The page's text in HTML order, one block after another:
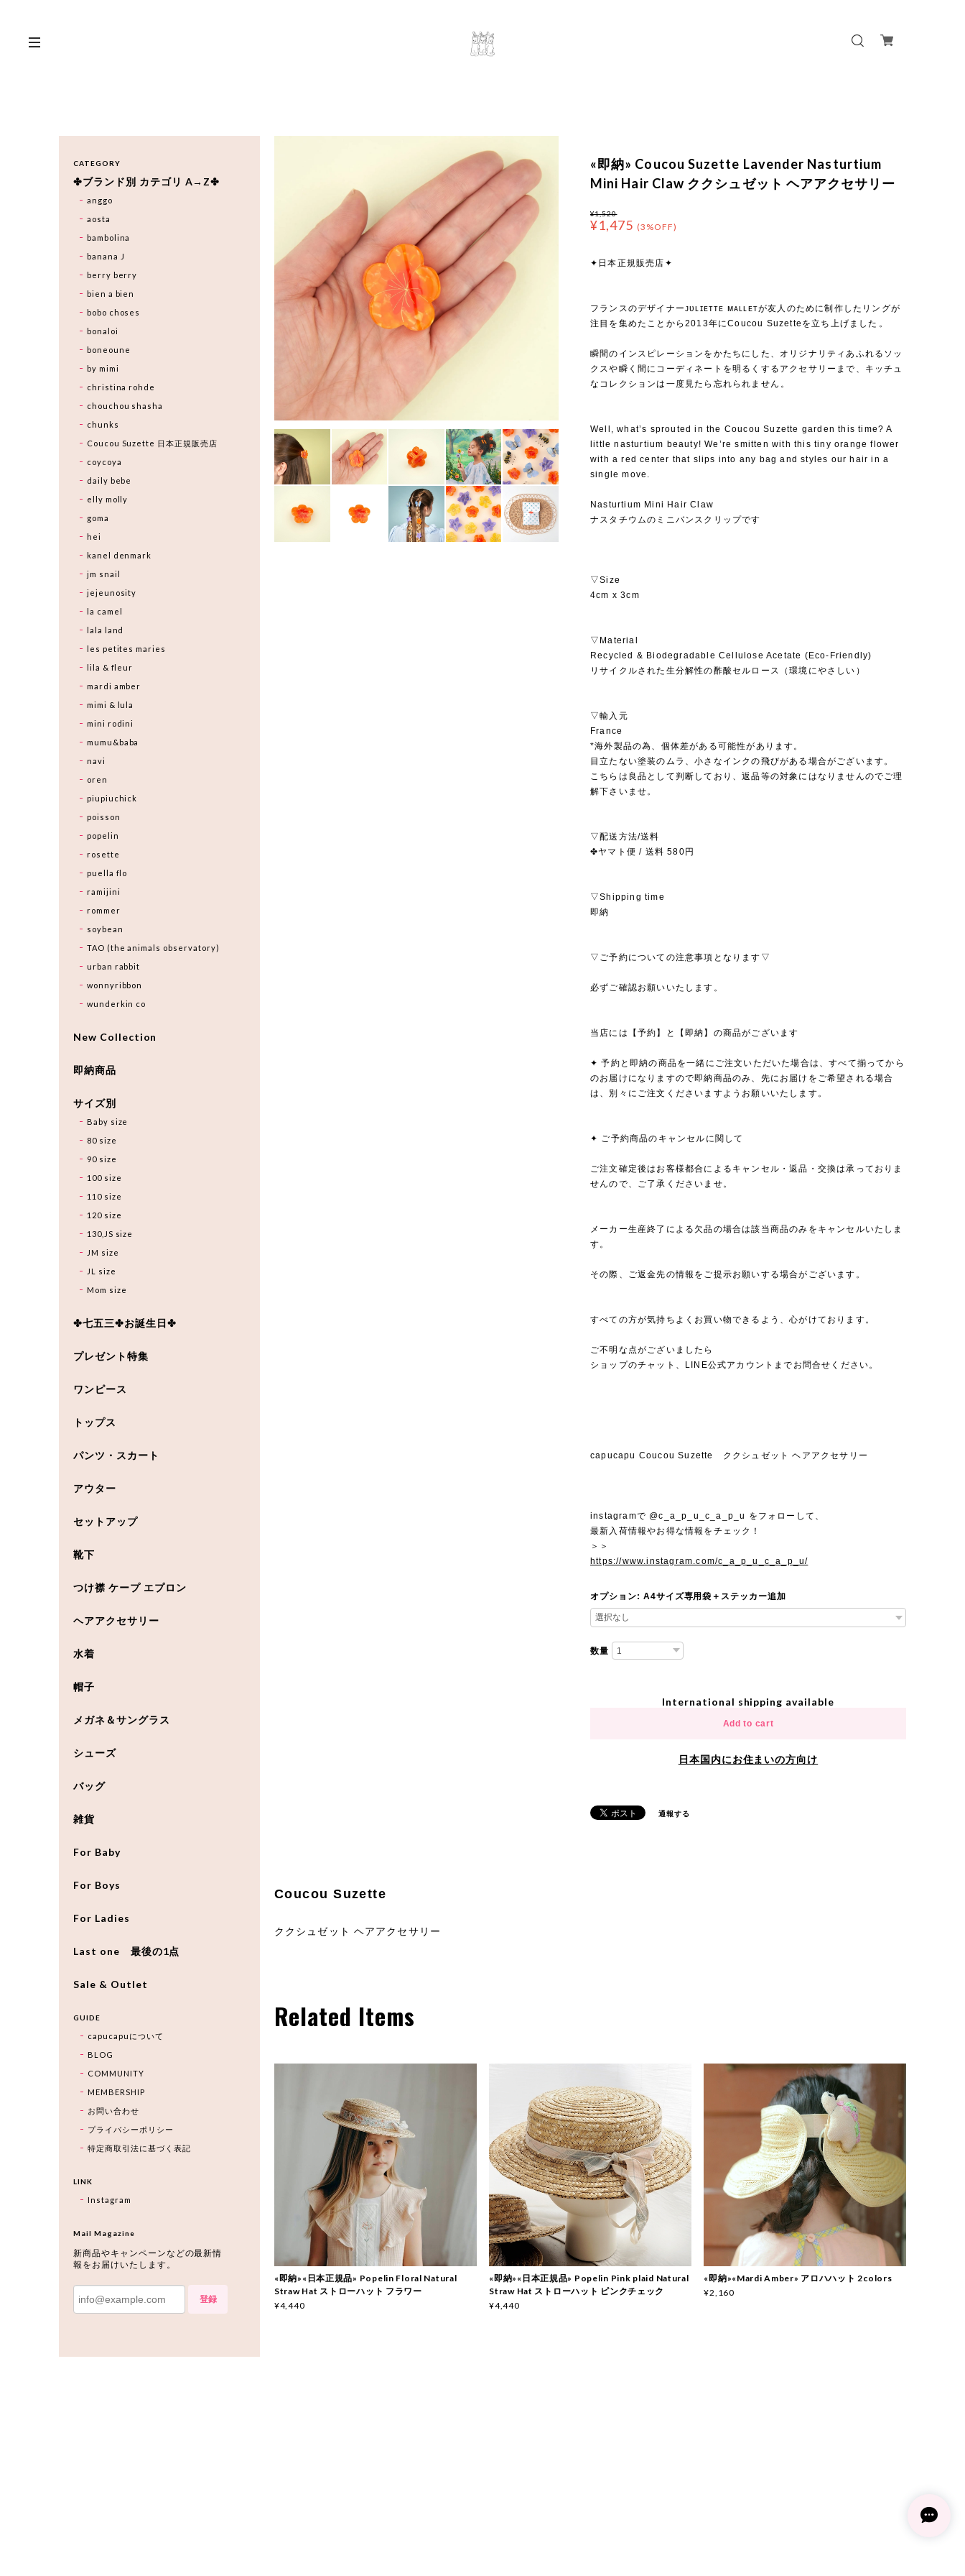
«即納» Coucou Suzette Lavender Nasturtium
Mini Hair Claw ククシュゼット ヘアアクセサリー
¥1,520
¥1,475 (3%OFF)
✦日本正規販売店✦
フランスのデザイナーᴊᴜʟɪᴇᴛᴛᴇ ᴍᴀʟʟᴇᴛが友人のために制作したリングが
注目を集めたことから2013年にCoucou Suzetteを立ち上げました⁡。
瞬間のインスピレーションをかたちにした、オリジナリティあふれるソッ
クスや瞬く間にコーディネートを明るくするアクセサリーまで、キッチュ
なコレクションは一度見たら忘れられません⁡。
Well, what’s sprouted in the Coucou Suzette garden this time? A
little nasturtium beauty! We’re smitten with this tiny orange flower
with a red center that slips into any bag and styles our hair in a
single move.
Nasturtium Mini Hair Claw
ナスタチウムのミニバンスクリップです
▽Size
4cm x 3cm
▽Material
Recycled & Biodegradable Cellulose Acetate (Eco-Friendly)
リサイクルされた生分解性の酢酸セルロース（環境にやさしい）
▽輸入元
France
*海外製品の為、個体差がある可能性があります。
目立たない塗装のムラ、小さなインクの飛びがある場合がございます。
こちらは良品として判断しており、返品等の対象にはなりませんのでご理
解下さいませ。
▽配送方法/送料
✤ヤマト便 / 送料 580円
▽Shipping time
即納
▽ご予約についての注意事項となります▽
必ずご確認お願いいたします。
当店には【予約】と【即納】の商品がございます
✦ 予約と即納の商品を一緒にご注文いただいた場合は、すべて揃ってから
のお届けになりますので即納商品のみ、先にお届けをご希望される場合
は、別々にご注文くださいますようお願いいたします。
✦ ご予約商品のキャンセルに関して
ご注文確定後はお客様都合によるキャンセル・返品・交換は承っておりま
せんので、ご了承くださいませ。
メーカー生産終了による欠品の場合は該当商品のみをキャンセルいたしま
す。
その際、ご返金先の情報をご提示お願いする場合がございます。
すべての方が気持ちよくお買い物できるよう、心がけております。
ご不明な点がございましたら
ショップのチャット、LINE公式アカウントまでお問合せください。
capucapu Coucou Suzette ククシュゼット ヘアアクセサリー
instagramで @c_a_p_u_c_a_p_u をフォローして、
最新入荷情報やお得な情報をチェック！
＞＞
https://www.instagram.com/c_a_p_u_c_a_p_u/
オプション: A4サイズ専用袋＋ステッカー追加
数量
International shipping available
Add to cart
日本国内にお住まいの方向け
通報する
Coucou Suzette
ククシュゼット ヘアアクセサリー
Related Items
«即納»«日本正規品» Popelin Floral Natural
Straw Hat ストローハット フラワー
¥4,440
«即納»«日本正規品» Popelin Pink plaid Natural
Straw Hat ストローハット ピンクチェック
¥4,440
«即納»«Mardi Amber» アロハハット 2colors
¥2,160
CATEGORY
✤ブランド別 カテゴリ A→Z✤
anggo
aosta
bambolina
banana J
berry berry
bien a bien
bobo choses
bonaloi
boneoune
by mimi
christina rohde
chouchou shasha
chunks
Coucou Suzette 日本正規販売店
coycoya
daily bebe
elly molly
goma
hei
kanel denmark
jm snail
jejeunosity
la camel
lala land
les petites maries
lila & fleur
mardi amber
mimi & lula
mini rodini
mumu&baba
navi
oren
piupiuchick
poisson
popelin
rosette
puella flo
ramijini
rommer
soybean
TAO (the animals observatory)
urban rabbit
wonnyribbon
wunderkin co
New Collection
即納商品
サイズ別
Baby size
80 size
90 size
100 size
110 size
120 size
130,JS size
JM size
JL size
Mom size
✤七五三✤お誕生日✤
プレゼント特集
ワンピース
トップス
パンツ・スカート
アウター
セットアップ
靴下
つけ襟 ケープ エプロン
ヘアアクセサリー
水着
帽子
メガネ＆サングラス
シューズ
バッグ
雑貨
For Baby
For Boys
For Ladies
Last one 最後の1点
Sale & Outlet
GUIDE
capucapuについて
BLOG
COMMUNITY
MEMBERSHIP
お問い合わせ
プライバシーポリシー
特定商取引法に基づく表記
LINK
Instagram
Mail Magazine
新商品やキャンペーンなどの最新情
報をお届けいたします。
登録